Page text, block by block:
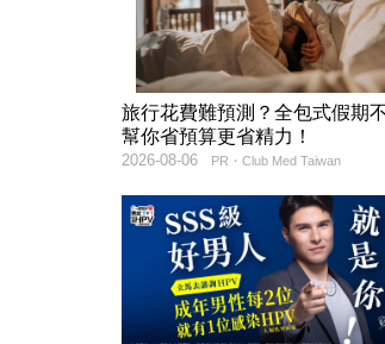
旅行花費難預測？全包式假期
幫你省預算更省精力！
PR・Club Med Taiwan
2026-08-06